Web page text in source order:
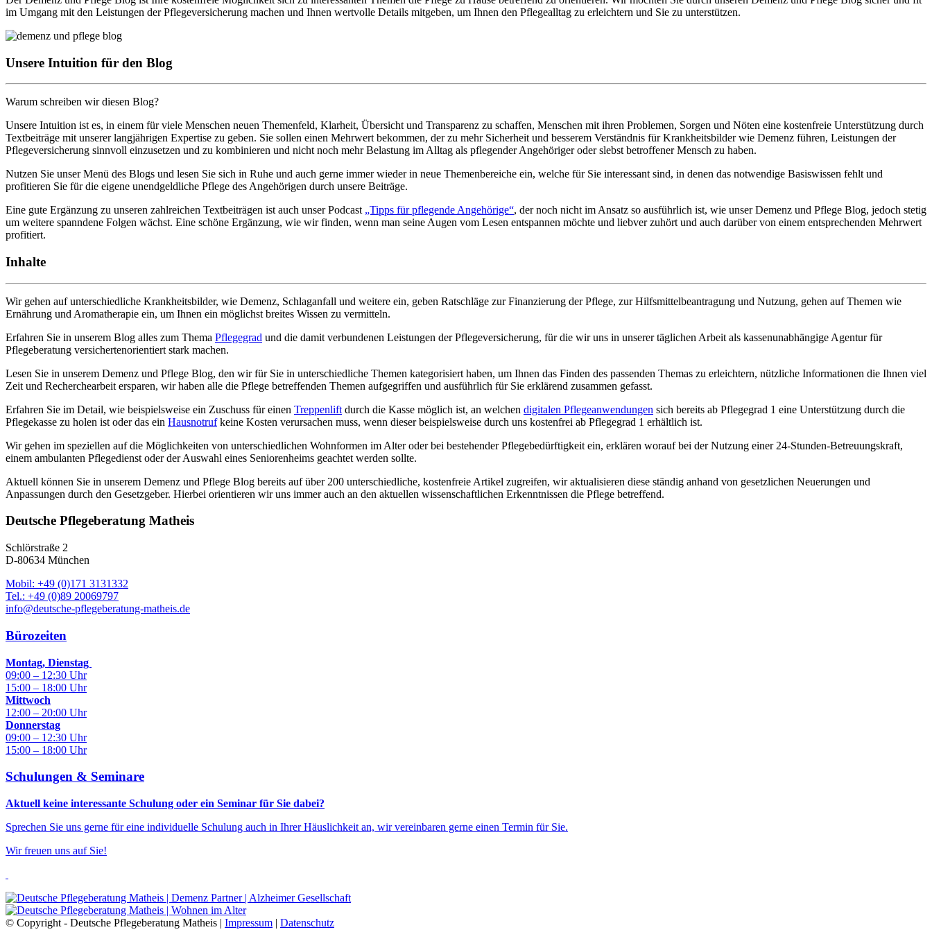
im Umgang mit den Leistungen der Pflegeversicherung machen und Ihnen wertvolle Details mitgeben, um Ihnen den Pflegealltag zu erleichtern und Sie zu unterstützen.
Unsere Intuition für den Blog
Warum schreiben wir diesen Blog?
Unsere Intuition ist es, in einem für viele Menschen neuen Themenfeld, Klarheit, Übersicht und Transparenz zu schaffen, Menschen mit ihren Problemen, Sorgen und Nöten eine kostenfreie Unterstützung durch
Textbeiträge mit unserer langjährigen Expertise zu geben. Sie sollen einen Mehrwert bekommen, der zu mehr Sicherheit und besserem Verständnis für Krankheitsbilder wie Demenz führen, Leistungen der
Pflegeversicherung sinnvoll einzusetzen und zu kombinieren und nicht noch mehr Belastung im Alltag als pflegender Angehöriger oder slebst betroffener Mensch zu haben.
Nutzen Sie unser Menü des Blogs und lesen Sie sich in Ruhe und auch gerne immer wieder in neue Themenbereiche ein, welche für Sie interessant sind, in denen das notwendige Basiswissen fehlt und
profitieren Sie für die eigene unendgeldliche Pflege des Angehörigen durch unsere Beiträge.
Eine gute Ergänzung zu unseren zahlreichen Textbeiträgen ist auch unser Podcast „Tipps für pflegende Angehörige“, der noch nicht im Ansatz so ausführlich ist, wie unser Demenz und Pflege Blog, jedoch stetig
um weitere spanndene Folgen wächst. Eine schöne Ergänzung, wie wir finden, wenn man seine Augen vom Lesen entspannen möchte und liebver zuhört und auch darüber von einem entsprechenden Mehrwert
profitiert.
Inhalte
Wir gehen auf unterschiedliche Krankheitsbilder, wie Demenz, Schlaganfall und weitere ein, geben Ratschläge zur Finanzierung der Pflege, zur Hilfsmittelbeantragung und Nutzung, gehen auf Themen wie
Ernährung und Aromatherapie ein, um Ihnen ein möglichst breites Wissen zu vermitteln.
Erfahren Sie in unserem Blog alles zum Thema Pflegegrad und die damit verbundenen Leistungen der Pflegeversicherung, für die wir uns in unserer täglichen Arbeit als kassenunabhängige Agentur für
Pflegeberatung versichertenorientiert stark machen.
Lesen Sie in unserem Demenz und Pflege Blog, den wir für Sie in unterschiedliche Themen kategorisiert haben, um Ihnen das Finden des passenden Themas zu erleichtern, nützliche Informationen die Ihnen viel
Zeit und Recherchearbeit ersparen, wir haben alle die Pflege betreffenden Themen aufgegriffen und ausführlich für Sie erklärend zusammen gefasst.
Erfahren Sie im Detail, wie beispielsweise ein Zuschuss für einen Treppenlift durch die Kasse möglich ist, an welchen digitalen Pflegeanwendungen sich bereits ab Pflegegrad 1 eine Unterstützung durch die
Pflegekasse zu holen ist oder das ein Hausnotrufkeine Kosten verursachen muss, wenn dieser beispielsweise durch uns kostenfrei ab Pflegegrad 1 erhältlich ist.
Wir gehen im speziellen auf die Möglichkeiten von unterschiedlichen Wohnformen im Alter oder bei bestehender Pflegebedürftigkeit ein, erklären worauf bei der Nutzung einer 24-Stunden-Betreuungskraft,
einem ambulanten Pflegedienst oder der Auswahl eines Seniorenheims geachtet werden sollte.
Aktuell können Sie in unserem Demenz und Pflege Blog bereits auf über 200 unterschiedliche, kostenfreie Artikel zugreifen, wir aktualisieren diese ständig anhand von gesetzlichen Neuerungen und
Anpassungen durch den Gesetzgeber. Hierbei orientieren wir uns immer auch an den aktuellen wissenschaftlichen Erkenntnissen die Pflege betreffend.
Deutsche Pflegeberatung Matheis
Schlörstraße 2
D-80634 München
Mobil: +49 (0)171 3131332
Tel.: +49 (0)89 20069797
info@deutsche-pflegeberatung-matheis.de
Bürozeiten
Montag, Dienstag
09:00 – 12:30 Uhr
15:00 – 18:00 Uhr
Mittwoch
12:00 – 20:00 Uhr
Donnerstag
09:00 – 12:30 Uhr
15:00 – 18:00 Uhr
Schulungen & Seminare
Aktuell keine interessante Schulung oder ein Seminar für Sie dabei?
Sprechen Sie uns gerne für eine individuelle Schulung auch in Ihrer Häuslichkeit an, wir vereinbaren gerne einen Termin für Sie.
Wir freuen uns auf Sie!
© Copyright - Deutsche Pflegeberatung Matheis | Impressum | Datenschutz